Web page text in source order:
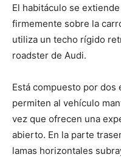
El habitáculo se
firmemente sobre la
utiliza un techo rígido
roadster de Audi.
Está compuesto por
permiten al vehículo
vez que ofrecen una
abierto. En la parte
lamas horizontales